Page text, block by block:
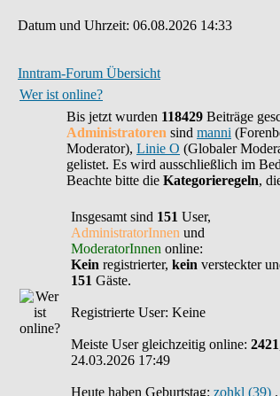
Datum und Uhrzeit: 06.08.2026 14:33
Inntram-Forum Übersicht
Wer ist online?
Bis jetzt wurden 118429 Beiträge
Administratoren sind manni
Moderator), Linie O (Globaler
gelistet. Es wird ausschließlich im
Beachte bitte die Kategorieregeln,
Insgesamt sind 151 User,
AdministratorInnen und
ModeratorInnen online:
Kein registrierter, kein versteckter
151 Gäste.
Registrierte User: Keine
Meiste User gleichzeitig online: 2421
24.03.2026 17:49
Heute haben Geburtstag: zohkl (39) .